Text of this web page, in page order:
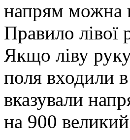
напрям можна
Правило лівої
Якщо ліву
поля входили
вказували
на 900